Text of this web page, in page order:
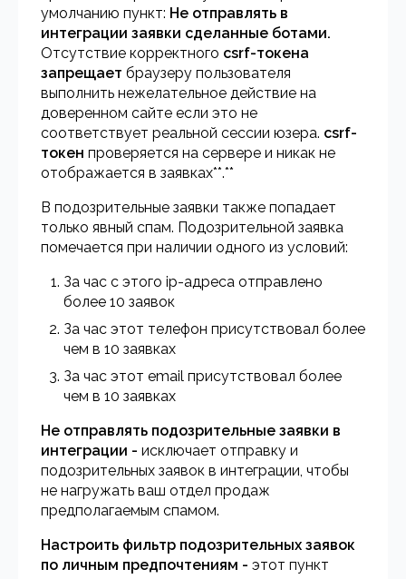
умолчанию пункт: Не отправлять в
интеграции заявки сделанные ботами.
Отсутствие корректного csrf-токена
запрещает браузеру пользователя
выполнить нежелательное действие на
доверенном сайте если это не
соответствует реальной сессии юзера. csrf-
токен проверяется на сервере и никак не
отображается в заявках**.**
В подозрительные заявки также попадает
только явный спам. Подозрительной заявка
помечается при наличии одного из условий:
За час с этого ip-адреса отправлено
более 10 заявок
За час этот телефон присутствовал более
чем в 10 заявках
За час этот email присутствовал более
чем в 10 заявках
Не отправлять подозрительные заявки в
интеграции - исключает отправку и
подозрительных заявок в интеграции, чтобы
не нагружать ваш отдел продаж
предполагаемым спамом.
Настроить фильтр подозрительных заявок
по личным предпочтениям - этот пункт